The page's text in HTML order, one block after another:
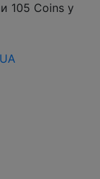
105 Coins у